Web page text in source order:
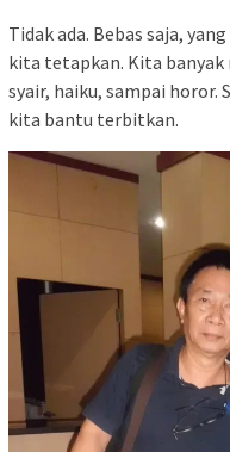
Tidak ada. Bebas saja,
kita tetapkan. Kita
syair, haiku, sampai horor.
kita bantu terbitkan.